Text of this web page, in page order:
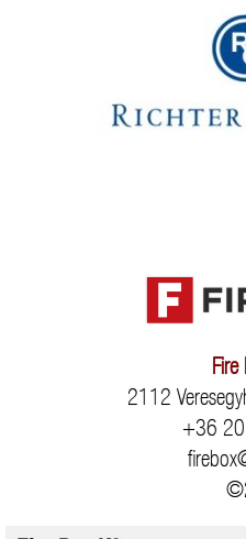
Fire
2112
+36